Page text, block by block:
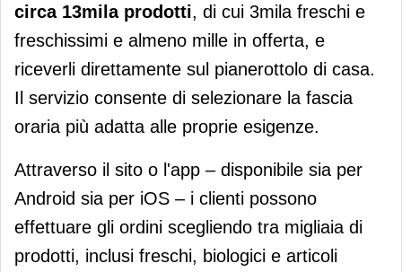
circa 13mila prodotti, di cui 3mila freschi e
freschissimi e almeno mille in offerta, e
riceverli direttamente sul pianerottolo di casa.
Il servizio consente di selezionare la fascia
oraria più adatta alle proprie esigenze.
Attraverso il sito o l'app – disponibile sia per
Android sia per iOS – i clienti possono
effettuare gli ordini scegliendo tra migliaia di
prodotti, inclusi freschi, biologici e articoli